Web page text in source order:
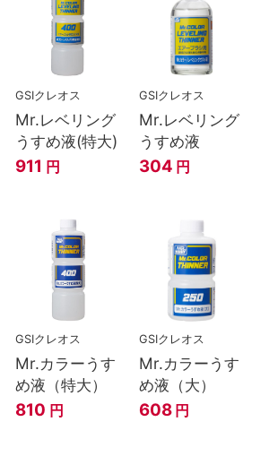
GSIクレオス
Mr.レベリング
うすめ液(特大)
911 円
GSIクレオス
Mr.レベリング
うすめ液
304 円
GSIクレオス
Mr.カラーうす
め液（特大）
810 円
GSIクレオス
Mr.カラーうす
め液（大）
608 円